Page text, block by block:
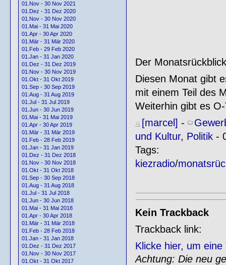
01.Nov - 30 Nov 2021
01.Dez - 31 Dez 2020
01.Nov - 30 Nov 2020
01.Mai - 31 Mai 2020
01.Apr - 30 Apr 2020
01.Mär - 31 Mär 2020
01.Feb - 29 Feb 2020
01.Jan - 31 Jan 2020
01.Dez - 31 Dez 2019
01.Nov - 30 Nov 2019
01.Okt - 31 Okt 2019
01.Sep - 30 Sep 2019
01.Aug - 31 Aug 2019
01.Jul - 31 Jul 2019
01.Jun - 30 Jun 2019
01.Mai - 31 Mai 2019
01.Apr - 30 Apr 2019
01.Mär - 31 Mär 2019
01.Feb - 28 Feb 2019
01.Jan - 31 Jan 2019
01.Dez - 31 Dez 2018
01.Nov - 30 Nov 2018
01.Okt - 31 Okt 2018
01.Sep - 30 Sep 2018
01.Aug - 31 Aug 2018
01.Jul - 31 Jul 2018
01.Jun - 30 Jun 2018
01.Mai - 31 Mai 2018
01.Apr - 30 Apr 2018
01.Mär - 31 Mär 2018
01.Feb - 28 Feb 2018
01.Jan - 31 Jan 2018
01.Dez - 31 Dez 2017
01.Nov - 30 Nov 2017
01.Okt - 31 Okt 2017
Der
Diesen Monat gibt
mit einem Teil des
Weiterhin gibt es
[marcel] -
und Kultur, Politik-
Tags:
kiezradio/
Kein Trackback
Trackback link:
Klicke hier, um
Achtung: Die neu